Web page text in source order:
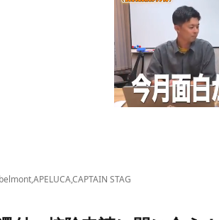
SWANY「ファイヤープルーフ GSテント」
プの返礼品も！体験型チケット5選！
ー「BED KIT for HIACE土日祝24時間」レンタル利用券
るさと納税でおトクにギアをGET
,APELUCA,CAPTAIN STAG